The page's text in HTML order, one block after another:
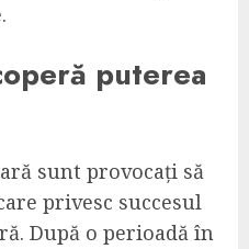
puterea
sunt provocați să
privesc succesul
După o perioadă în